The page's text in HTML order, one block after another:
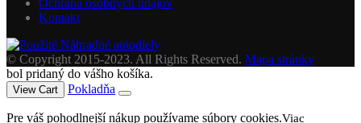
Ochrana osobných údajov
Kontakt
© Copyright 2015-2023. All Rights Reserved. Mapa stránky
bol pridaný do vášho košíka.
View Cart Pokladňa
Pre váš pohodlnejší nákup používame súbory cookies.Viac